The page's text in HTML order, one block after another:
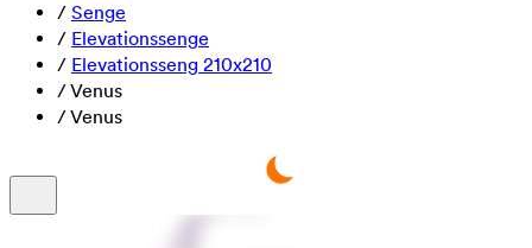
/ Senge
/ Elevationssenge
/ Elevationsseng 210x210
/Venus
/Venus